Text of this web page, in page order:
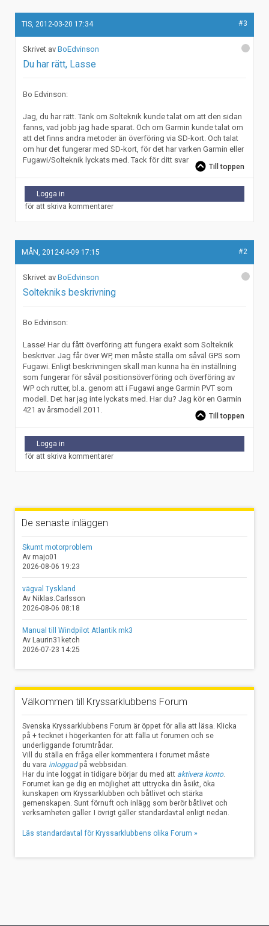
TIS, 2012-03-20 17:34 #3
BoEdvinson
Du har rätt, Lasse
Bo Edvinson:
Jag, du har rätt. Tänk om Solteknik kunde talat om att den sidan
fanns, vad jobb jag hade sparat. Och om Garmin kunde talat om
att det finns andra metoder än överföring via SD-kort. Och talat
om hur det fungerar med SD-kort, för det har varken Garmin eller
Fugawi/Solteknik lyckats med. Tack för ditt svar
Till toppen
Logga in
för att skriva kommentarer
MÅN, 2012-04-09 17:15 #2
BoEdvinson
Soltekniks beskrivning
Bo Edvinson:
Lasse! Har du fått överföring att fungera exakt som Solteknik
beskriver. Jag får över WP, men måste ställa om såväl GPS som
Fugawi. Enligt beskrivningen skall man kunna ha ën inställning
som fungerar för såväl positionsöverföring och överföring av
WP och rutter, bl.a. genom att i Fugawi ange Garmin PVT som
modell. Det har jag inte lyckats med. Har du? Jag kör en Garmin
421 av årsmodell 2011.
Till toppen
Logga in
för att skriva kommentarer
De senaste inläggen
Skumt motorproblem
Av majo01
2026-08-06 19:23
vägval Tyskland
Av Niklas.Carlsson
2026-08-06 08:18
Manual till Windpilot Atlantik mk3
Av Laurin31ketch
2026-07-23 14:25
Välkommen till Kryssarklubbens Forum
Svenska Kryssarklubbens Forum är öppet för alla att läsa. Klicka
på + tecknet i högerkanten för att fälla ut forumen och se
underliggande forumtrådar.
Vill du ställa en fråga eller kommentera i forumet måste
du vara inloggadpå webbsidan.
Har du inte loggat in tidigare börjar du med att aktivera konto.
Forumet kan ge dig en möjlighet att uttrycka din åsikt, öka
kunskapen om Kryssarklubben och båtlivet och stärka
gemenskapen. Sunt förnuft och inlägg som berör båtlivet och
verksamheten gäller. I övrigt gäller standardavtal enligt nedan.
Läs standardavtal för Kryssarklubbens olika Forum »